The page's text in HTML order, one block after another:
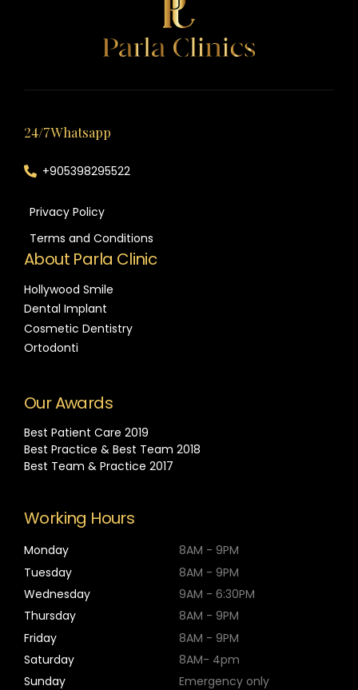
24/7 Whatsapp
+905398295522
Privacy Policy
Terms and Conditions
About Parla Clinic
Hollywood Smile
Dental Implant
Cosmetic Dentistry
Ortodonti
Our Awards
Best Patient Care 2019
Best Practice & Best Team 2018
Best Team & Practice 2017
Working Hours
Monday
8AM - 9PM
Tuesday
8AM - 9PM
Wednesday
9AM - 6:30PM
Thursday
8AM - 9PM
Friday
8AM - 9PM
Saturday
8AM- 4pm
Sunday
Emergency only